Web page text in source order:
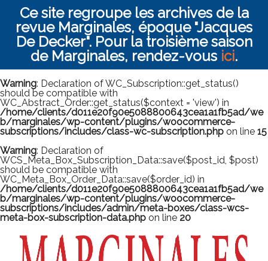
Ce site regroupe les archives de la
revue Marginales, époque "Jacques
De Decker". Pour la troisième saison
de Marginales, rendez-vous ici.
Warning: Declaration of WC_Subscription::get_status()
should be compatible with
WC_Abstract_Order::get_status($context = 'view') in
/home/clients/d011e20f90e5088800643cea1a1fb5ad/we
b/marginales/wp-content/plugins/woocommerce-
subscriptions/includes/class-wc-subscription.php on line 15
Warning: Declaration of
WCS_Meta_Box_Subscription_Data::save($post_id, $post)
should be compatible with
WC_Meta_Box_Order_Data::save($order_id) in
/home/clients/d011e20f90e5088800643cea1a1fb5ad/we
b/marginales/wp-content/plugins/woocommerce-
subscriptions/includes/admin/meta-boxes/class-wcs-
meta-box-subscription-data.php on line 20